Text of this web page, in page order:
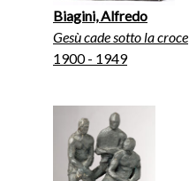
Biagini, Alfredo
Gesù cade sotto la croce
1900 - 1949